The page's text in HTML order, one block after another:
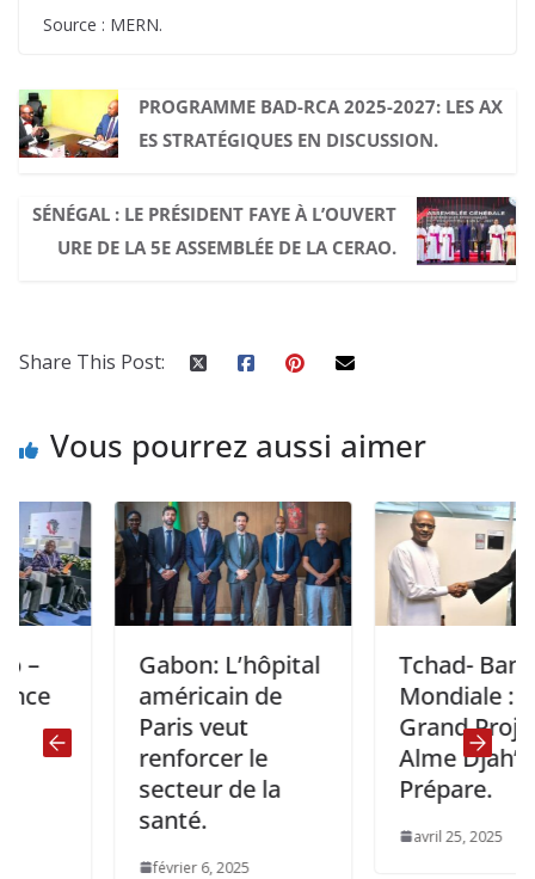
Source : MERN.
PROGRAMME BAD-RCA 2025-2027: LES AX
ES STRATÉGIQUES EN DISCUSSION.
SÉNÉGAL : LE PRÉSIDENT FAYE À L’OUVERT
URE DE LA 5E ASSEMBLÉE DE LA CERAO.
Share This Post:
Vous pourrez aussi aimer
Gabon: L’hôpital
américain de
Paris veut
renforcer le
secteur de la
santé.
février 6, 2025
Tchad- Banque
Mondiale : Le
Grand Projet ”
Alme Djah” se
Prépare.
avril 25, 2025